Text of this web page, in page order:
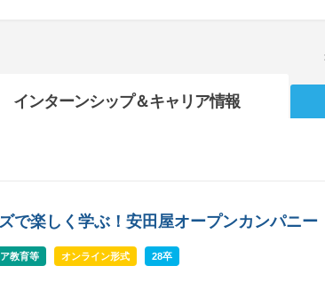
インターンシップ＆キャリア情報
で楽しく学ぶ！安田屋オープンカンパニー
教育等 オンライン形式 28卒